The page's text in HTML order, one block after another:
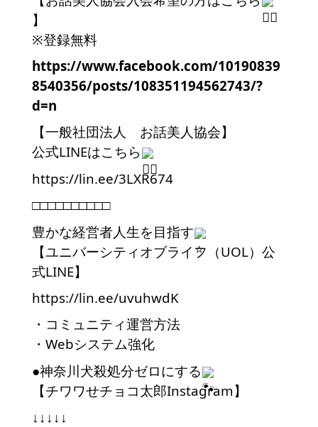
】
※登録無料
https://www.facebook.com/10190839
8540356/posts/108351194562743/?
d=n
【一般社団法人　お話美人協会】
公式LINEはこちら
https://lin.ee/3LXR674
□□□□□□□□□□
豊かな経営者人生を目指す
【ユニバーシティオブライフ（UOL）公
式LINE】
https://lin.ee/uvuhwdK
・コミュニティ運営方法
・Webシステム強化
●神奈川犬殺処分ゼロにする
【チワワせチョコ太郎Instagram】
↓↓↓↓↓